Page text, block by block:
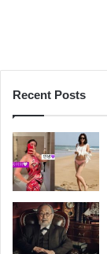
Recent Posts